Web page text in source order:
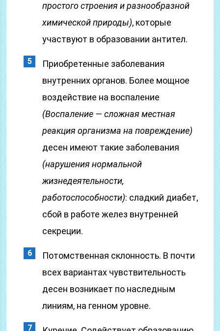
простого строения и разнообразной
химической природы), которые
участвуют в образовании антител.
Приобретенные заболевания
внутренних органов. Более мощное
воздействие на воспаление
(Воспаление — сложная местная
реакция организма на повреждение)
десен имеют такие заболевания
(нарушения нормальной
жизнедеятельности,
работоспособности): сладкий диабет,
сбой в работе желез внутренней
секреции.
Потомственная склонность. В почти
всех вариантах чувствительность
десен возникает по наследным
линиям, на генном уровне.